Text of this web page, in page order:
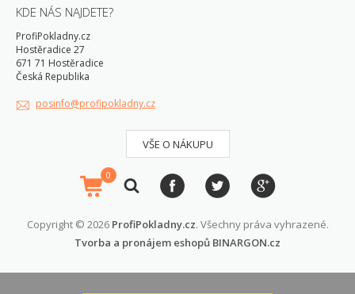
KDE NÁS NAJDETE?
ProfiPokladny.cz
Hostěradice 27
671 71 Hostěradice
Česká Republika
posinfo@profipokladny.cz
VŠE O NÁKUPU
0
Copyright © 2026 ProfiPokladny.cz. Všechny práva vyhrazené.
Tvorba a pronájem eshopů BINARGON.cz